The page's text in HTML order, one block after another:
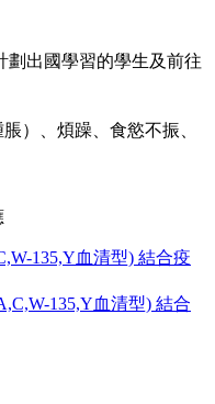
劃出國學習的學生及前往
）、煩躁、食慾不振、
135,Y血清型) 結合疫